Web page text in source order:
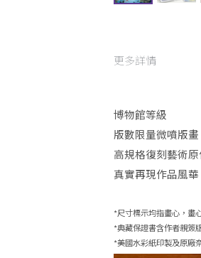
更多詳情
博物館等級
版數限量微噴版畫
高規格復刻藝術
真實再現作品風華
*尺寸標示均指畫心，畫
*典藏保證書含作者親簽
*美國水彩紙印製及原廠